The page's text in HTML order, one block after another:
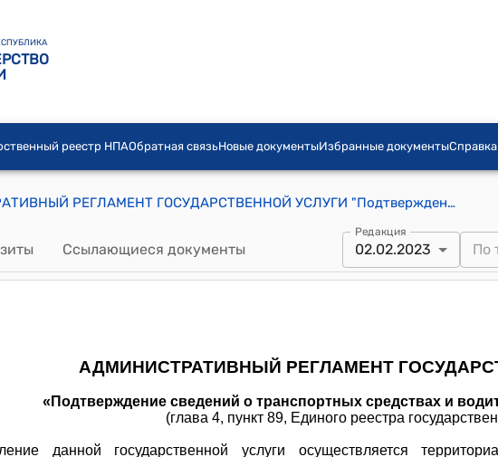
реестр НПАОбратная связьНовые документыИзбранные документыСправка
АДМИНИСТРАТИВНЫЙ РЕГЛАМЕНТ ГОСУДАРСТВЕННОЙ УСЛУГИ "Подтверждение сведений о транспортных средствах и водительских удостоверениях"
Ссылающиеся документы
Редакция
02.02.2023